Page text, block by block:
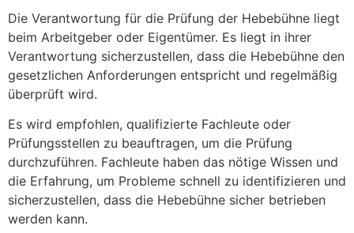
Die Verantwortung für die Prüfung der Hebebühne liegt
beim Arbeitgeber oder Eigentümer. Es liegt in ihrer
Verantwortung sicherzustellen, dass die Hebebühne den
gesetzlichen Anforderungen entspricht und regelmäßig
überprüft wird.
Es wird empfohlen, qualifizierte Fachleute oder
Prüfungsstellen zu beauftragen, um die Prüfung
durchzuführen. Fachleute haben das nötige Wissen und
die Erfahrung, um Probleme schnell zu identifizieren und
sicherzustellen, dass die Hebebühne sicher betrieben
werden kann.